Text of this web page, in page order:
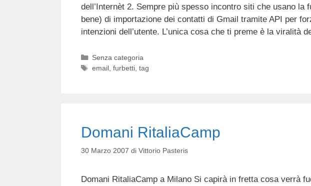
dell’Internèt 2. Sempre più spesso incontro siti che usano la
bene) di importazione dei contatti di Gmail tramite API per
intenzioni dell’utente. L’unica cosa che ti preme è la viralità
Categorie
Senza categoria
Tag
email, furbetti, tag
Domani RitaliaCamp
30 Marzo 2007 di Vittorio Pasteris
Domani RitaliaCamp a Milano Si capirà in fretta cosa verrà